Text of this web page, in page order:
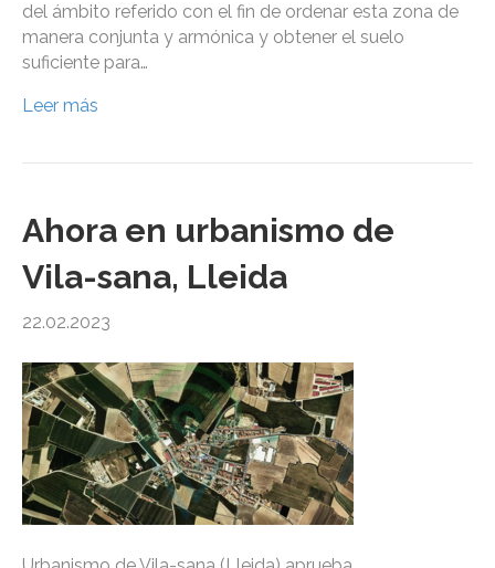
del ámbito referido con el fin de ordenar esta zona de
manera conjunta y armónica y obtener el suelo
suficiente para…
Leer más
Ahora en urbanismo de
Vila-sana, Lleida
22.02.2023